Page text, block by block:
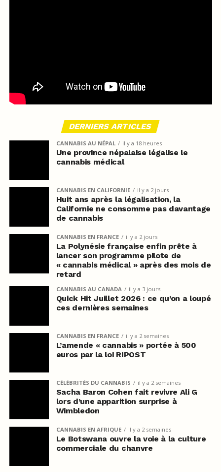
DERNIERS ARTICLES
CANNABIS AU NÉPAL il y a 18 heures
Une province népalaise légalise le
cannabis médical
CANNABIS EN CALIFORNIE il y a 2 jours
Huit ans après la légalisation, la
Californie ne consomme pas davantage
de cannabis
CANNABIS EN FRANCE il y a 2 jours
La Polynésie française enfin prête à
lancer son programme pilote de
« cannabis médical » après des mois de
retard
CANNABIS AU CANADA il y a 3 jours
Quick Hit Juillet 2026 : ce qu’on a loupé
ces dernières semaines
CANNABIS EN FRANCE il y a 2 semaines
L’amende « cannabis » portée à 500
euros par la loi RIPOST
CÉLÉBRITÉS DU CANNABIS il y a 2 semaines
Sacha Baron Cohen fait revivre Ali G
lors d’une apparition surprise à
Wimbledon
CANNABIS EN AFRIQUE il y a 2 semaines
Le Botswana ouvre la voie à la culture
commerciale du chanvre